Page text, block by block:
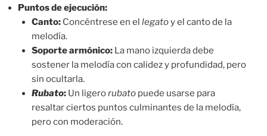
Puntos de ejecución:
Canto:Concéntrese en el legatoy el canto de la
melodía.
Soporte armónico:La mano izquierda debe
sostener la melodía con calidez y profundidad, pero
sin ocultarla.
Rubato:Un ligerorubatopuede usarse para
resaltar ciertos puntos culminantes de la melodía,
pero con moderación.